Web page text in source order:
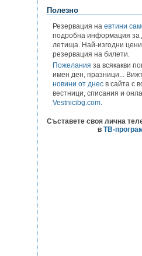
Полезно
Резервация на евтини
подробна информация за
летища. Най-изгодни
резервация на билети.
Пожелания за всякакви
имен ден, празници...
новини от днес в сайта с
вестници, списания и
Vestnicibg.com.
Съставете своя лична
в ТВ-